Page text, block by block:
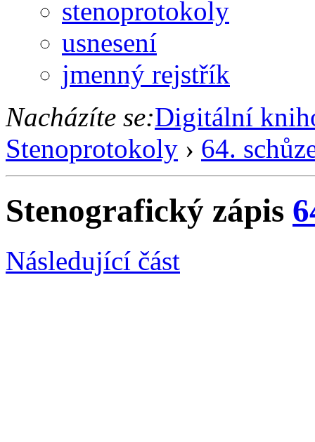
stenoprotokoly
usnesení
jmenný rejstřík
Nacházíte se:Digitální
Stenoprotokoly › 64.
Stenografický zápis
Následující část